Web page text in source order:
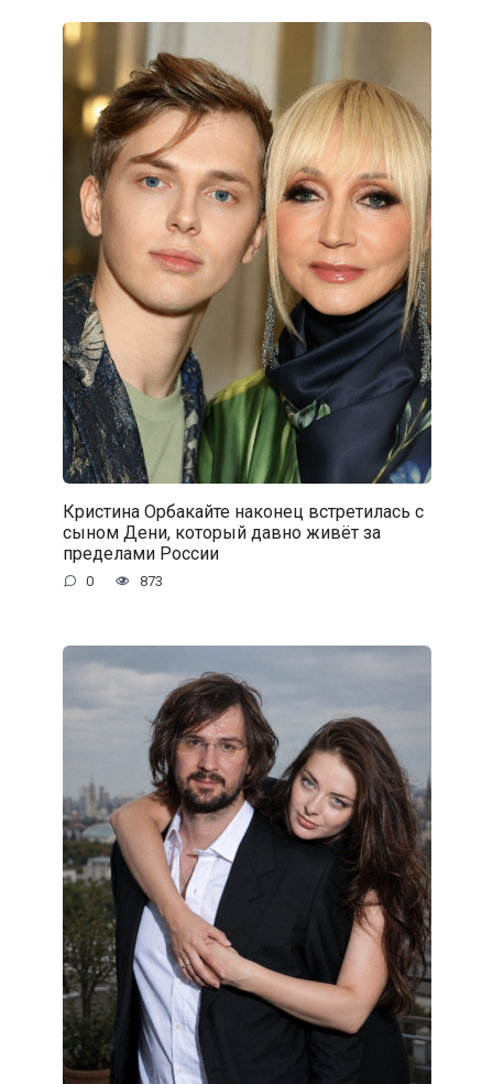
Кристина Орбакайте наконец встретилась с
сыном Дени, который давно живёт за
пределами России
0 873